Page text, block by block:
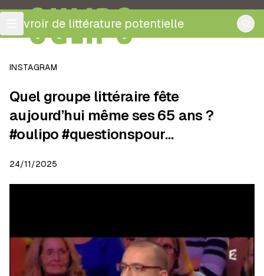
OULIPO
ouvroir de littérature potentielle
INSTAGRAM
Quel groupe littéraire fête
aujourd’hui même ses 65 ans ?
#oulipo #questionspour…
24/11/2025